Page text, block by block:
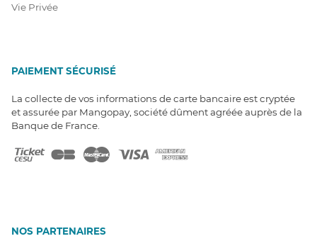
Vie Privée
PAIEMENT SÉCURISÉ
La collecte de vos informations de carte bancaire est cryptée
et assurée par Mangopay, société dûment agréée auprès de la
Banque de France.
NOS PARTENAIRES